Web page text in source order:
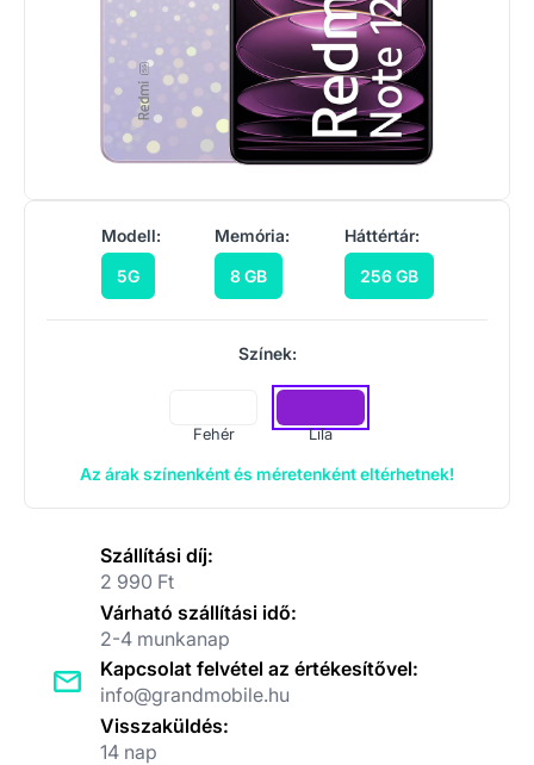
Modell:
5G
Memória:
8 GB
Háttértár:
256 GB
Színek:
Fehér Lila
Az árak színenként és méretenként eltérhetnek!
Szállítási díj:
2 990 Ft
Várható szállítási idő:
2-4 munkanap
Kapcsolat felvétel az értékesítővel:
info@grandmobile.hu
Visszaküldés:
14 nap